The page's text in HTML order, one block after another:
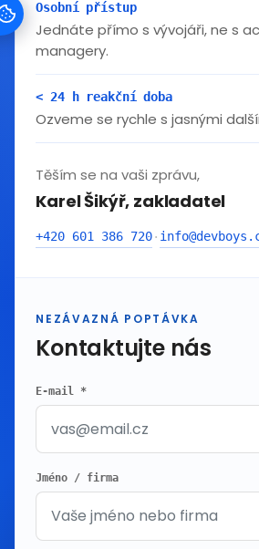
Osobní přístup
Jednáte přímo s vývojáři, ne s
managery.
< 24 h reakční doba
Ozveme se rychle s jasnými
Těším se na vaši zprávu,
Karel Šikýř, zakladatel
+420 601 386 720·
NEZÁVAZNÁ POPTÁVKA
Kontaktujte nás
E-mail *
Jméno / firma